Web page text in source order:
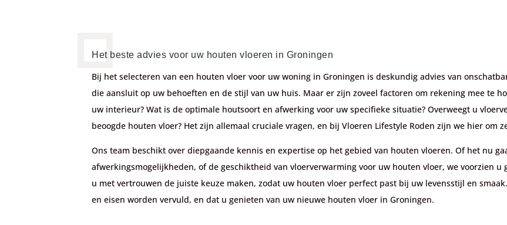
Het beste advies voor uw houten vloeren in Groningen
Bij het selecteren van een houten vloer voor uw woning in Groningen is deskundig advies van
die aansluit op uw behoeften en de stijl van uw huis. Maar er zijn zoveel factoren om rekening mee te
uw interieur? Wat is de optimale houtsoort en afwerking voor uw specifieke situatie? Overweegt u
beoogde houten vloer? Het zijn allemaal cruciale vragen, en bij Vloeren Lifestyle Roden zijn we hier om
Ons team beschikt over diepgaande kennis en expertise op het gebied van houten vloeren. Of het nu
afwerkingsmogelijkheden, of de geschiktheid van vloerverwarming voor uw houten vloer, we voorzien
u met vertrouwen de juiste keuze maken, zodat uw houten vloer perfect past bij uw levensstijl en
en eisen worden vervuld, en dat u genieten van uw nieuwe houten vloer in Groningen.